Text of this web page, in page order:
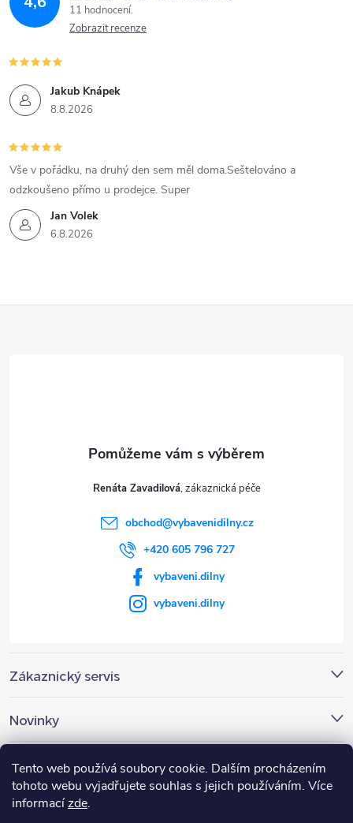
Tento web používá soubory cookie. Dalším procházením
tohoto webu vyjadřujete souhlas s jejich používáním. Více
informacízde.
11 hodnocení
Zobrazit recenze
Jakub Knápek
8.8.2026
Jan Volek
6.8.2026
Vše v pořádku, na druhý den sem měl doma.Seštelováno a
odzkoušeno přímo u prodejce. Super
Zákaznický servis
Novinky
Nákupní košík
Renáta Zavadilová
obchod@vybavenidilny.cz
+420 605 796 727
vybaveni.dilny
vybaveni.dilny